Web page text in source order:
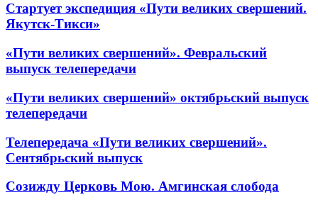
Стартует экспедиция «Пути великих свершений.
Якутск-Тикси»
«Пути великих свершений». Февральский
выпуск телепередачи
«Пути великих свершений» октябрьский выпуск
телепередачи
Телепередача «Пути великих свершений».
Сентябрьский выпуск
Созижду Церковь Мою. Амгинская слобода